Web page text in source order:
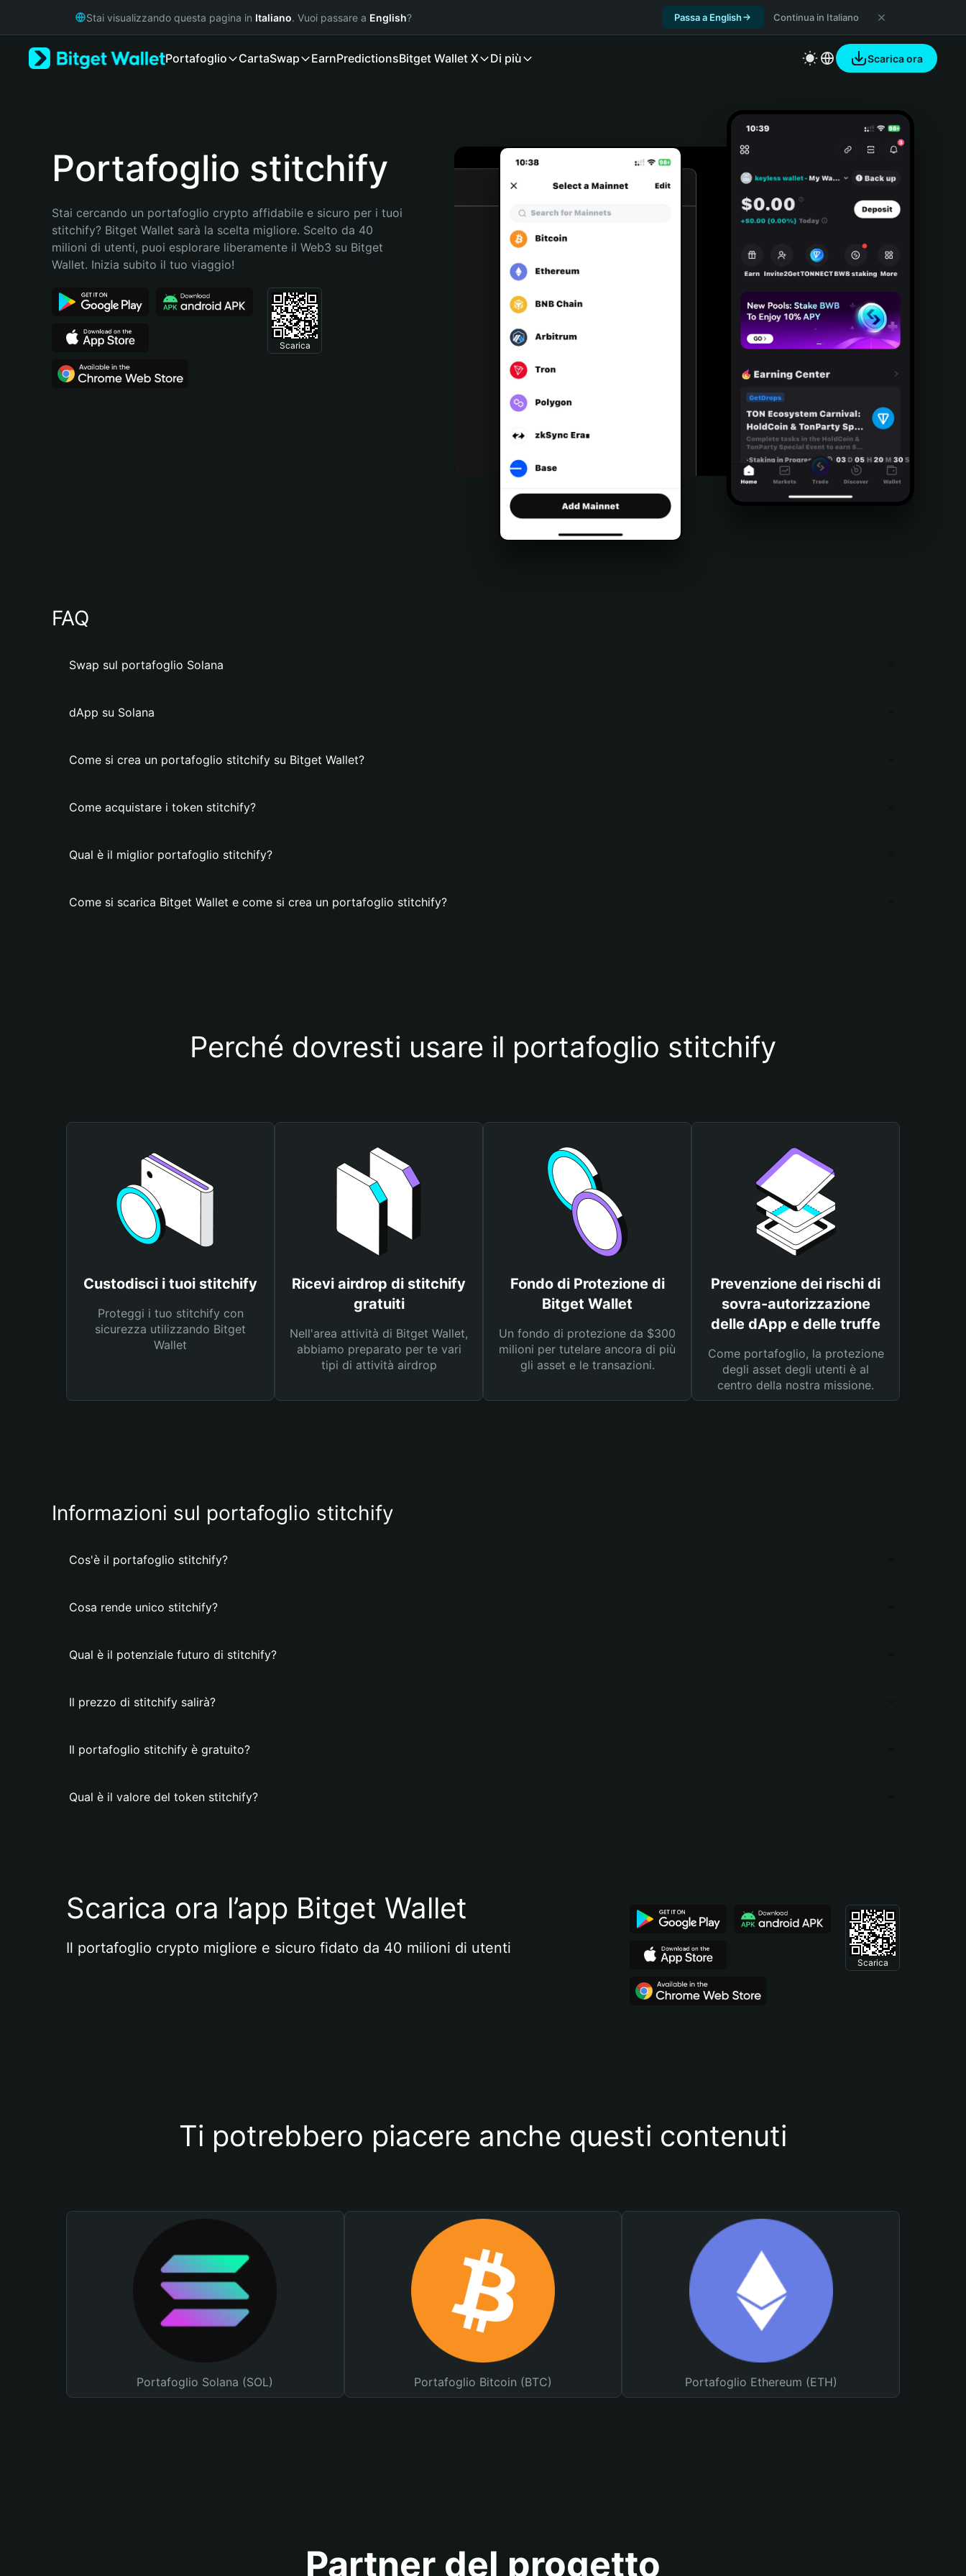
Русский
Bahasa Indonesia
Português (Brasil)
Stai visualizzando questa pagina in Italiano. Vuoi passare a English? Passa a English Continua in Italiano
Portafoglio CartaSwap EarnPredictionsBitget Wallet X Di più Scarica ora
Portafoglio stitchify
Stai cercando un portafoglio crypto affidabile e sicuro per i tuoi
stitchify? Bitget Wallet sarà la scelta migliore. Scelto da 40
milioni di utenti, puoi esplorare liberamente il Web3 su Bitget
Wallet. Inizia subito il tuo viaggio!
Scarica
FAQ
Swap sul portafoglio Solana
dApp su Solana
Come si crea un portafoglio stitchify su Bitget Wallet?
Come acquistare i token stitchify?
Qual è il miglior portafoglio stitchify?
Come si scarica Bitget Wallet e come si crea un portafoglio stitchify?
Perché dovresti usare il portafoglio stitchify
Custodisci i tuoi stitchify
Proteggi i tuo stitchify con
sicurezza utilizzando Bitget
Wallet
Ricevi airdrop di stitchify
gratuiti
Nell'area attività di Bitget Wallet,
abbiamo preparato per te vari
tipi di attività airdrop
Fondo di Protezione di
Bitget Wallet
Un fondo di protezione da $300
milioni per tutelare ancora di più
gli asset e le transazioni.
Prevenzione dei rischi di
sovra-autorizzazione
delle dApp e delle truffe
Come portafoglio, la protezione
degli asset degli utenti è al
centro della nostra missione.
Informazioni sul portafoglio stitchify
Cos'è il portafoglio stitchify?
Cosa rende unico stitchify?
Qual è il potenziale futuro di stitchify?
Il prezzo di stitchify salirà?
Il portafoglio stitchify è gratuito?
Qual è il valore del token stitchify?
Scarica ora l’app Bitget Wallet
Il portafoglio crypto migliore e sicuro fidato da 40 milioni di utenti
Scarica
Ti potrebbero piacere anche questi contenuti
Portafoglio Solana (SOL) Portafoglio Bitcoin (BTC) Portafoglio Ethereum (ETH)
Partner del progetto